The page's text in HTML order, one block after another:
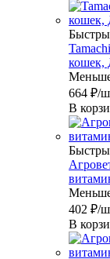
кошек,
664 ₽/
В
402 ₽/
В